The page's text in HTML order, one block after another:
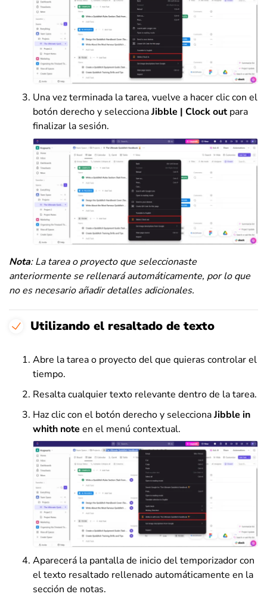
Una vez terminada la tarea, vuelve a hacer clic con el
botón derecho y seleccionaJibble | Clock outpara
finalizar la sesión.
Nota: La tarea o proyecto que seleccionaste
anteriormente se rellenará automáticamente, por lo que
no es necesario añadir detalles adicionales.
Utilizando el resaltado de texto
Abre la tarea o proyecto del que quieras controlar el
tiempo.
Resalta cualquier texto relevante dentro de la tarea.
Haz clic con el botón derecho y seleccionaJibble in
whith note en el menú contextual.
Aparecerá la pantalla de inicio del temporizador con
el texto resaltado rellenado automáticamente en la
sección de notas.